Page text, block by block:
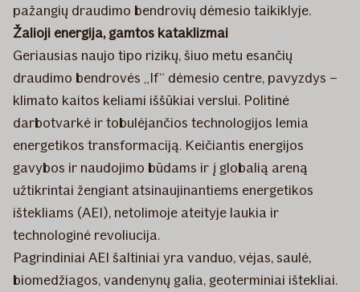
pažangių draudimo bendrovių dėmesio taikiklyje.
Žalioji energija, gamtos kataklizmai
Geriausias naujo tipo rizikų, šiuo metu esančių
draudimo bendrovės „If“ dėmesio centre, pavyzdys –
klimato kaitos keliami iššūkiai verslui. Politinė
darbotvarkė ir tobulėjančios technologijos lemia
energetikos transformaciją. Keičiantis energijos
gavybos ir naudojimo būdams ir į globalią areną
užtikrintai žengiant atsinaujinantiems energetikos
ištekliams (AEI), netolimoje ateityje laukia ir
technologinė revoliucija.
Pagrindiniai AEI šaltiniai yra vanduo, vėjas, saulė,
biomedžiagos, vandenynų galia, geoterminiai ištekliai.